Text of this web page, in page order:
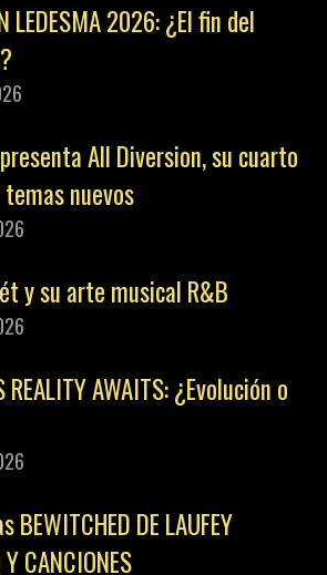
LEDESMA 2026: ¿El fin del
All Diversion, su cuarto
nuevos
y su arte musical R&B
REALITY AWAITS: ¿Evolución o
DE LAUFEY
CANCIONES